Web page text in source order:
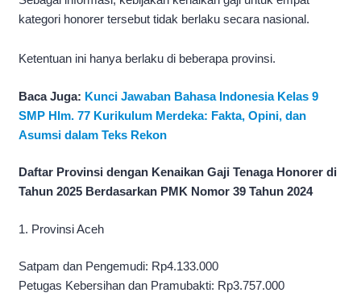
kategori honorer tersebut tidak berlaku secara nasional.
Ketentuan ini hanya berlaku di beberapa provinsi.
Baca Juga: Kunci Jawaban Bahasa Indonesia Kelas 9
SMP Hlm. 77 Kurikulum Merdeka: Fakta, Opini, dan
Asumsi dalam Teks Rekon
Daftar Provinsi dengan Kenaikan Gaji Tenaga Honorer di
Tahun 2025 Berdasarkan PMK Nomor 39 Tahun 2024
1. Provinsi Aceh
Satpam dan Pengemudi: Rp4.133.000
Petugas Kebersihan dan Pramubakti: Rp3.757.000